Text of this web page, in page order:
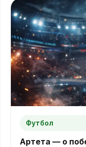
Футбол
Артета — о